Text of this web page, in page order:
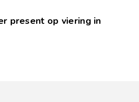
present op viering in